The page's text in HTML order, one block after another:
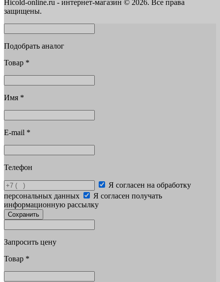
Hicold-online.ru - интернет-магазин © 2026. Все права
защищены.
Подобрать аналог
Товар *
Имя *
E-mail *
Телефон
Я согласен на обработку
персональных данных
Я согласен получать
информационную рассылку
Сохранить
Запросить цену
Товар *